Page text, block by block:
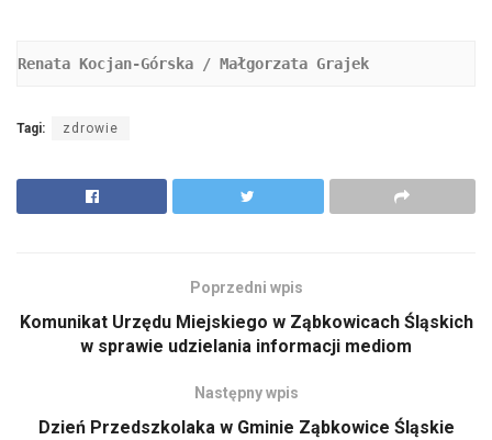
Renata Kocjan-Górska / Małgorzata Grajek
Tagi: zdrowie
Poprzedni wpis
Komunikat Urzędu Miejskiego w Ząbkowicach Śląskich
w sprawie udzielania informacji mediom
Następny wpis
Dzień Przedszkolaka w Gminie Ząbkowice Śląskie